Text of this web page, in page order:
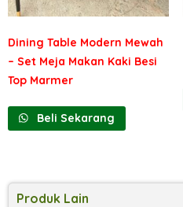
Dining Table Modern Mewah
– Set Meja Makan Kaki Besi
Top Marmer
Beli Sekarang
Produk Lain